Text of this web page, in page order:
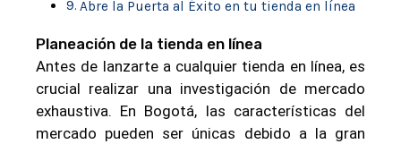
Abre la Puerta al Éxito en tu tienda en línea
Planeación de la tienda en línea
Antes de lanzarte a cualquier tienda en línea, es
crucial realizar una investigación de mercado
exhaustiva. En Bogotá, las características del
mercado pueden ser únicas debido a la gran